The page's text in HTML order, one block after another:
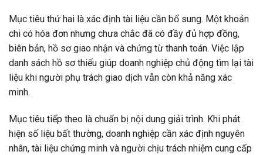
Mục tiêu thứ hai là xác định tài liệu cần bổ sung. Một khoản
chi có hóa đơn nhưng chưa chắc đã có đầy đủ hợp đồng,
biên bản, hồ sơ giao nhận và chứng từ thanh toán. Việc lập
danh sách hồ sơ thiếu giúp doanh nghiệp chủ động tìm lại tài
liệu khi người phụ trách giao dịch vẫn còn khả năng xác
minh.
Mục tiêu tiếp theo là chuẩn bị nội dung giải trình. Khi phát
hiện số liệu bất thường, doanh nghiệp cần xác định nguyên
nhân, tài liệu chứng minh và người chịu trách nhiệm cung cấp